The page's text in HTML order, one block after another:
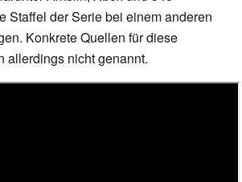
Staffel der Serie bei einem anderen
Konkrete Quellen für diese
allerdings nicht genannt.